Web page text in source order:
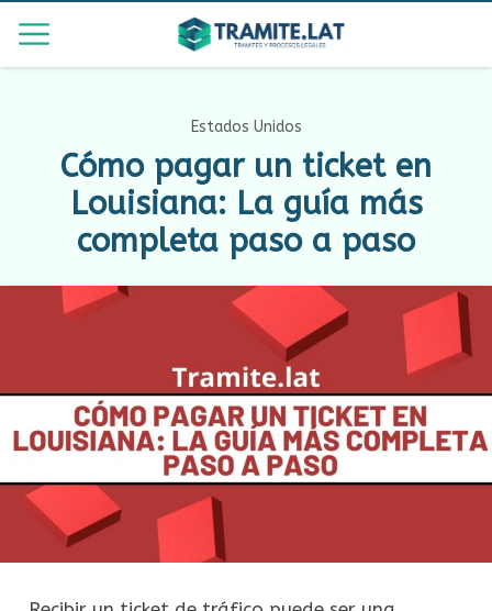
Estados Unidos
Cómo pagar un ticket en
Louisiana: La guía más
completa paso a paso